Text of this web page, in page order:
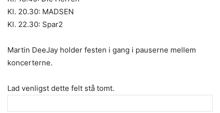
Kl. 20.30: MADSEN
Kl. 22.30: Spar2
Martin DeeJay holder festen i gang i pauserne mellem
koncerterne.
Lad venligst dette felt stå tomt.